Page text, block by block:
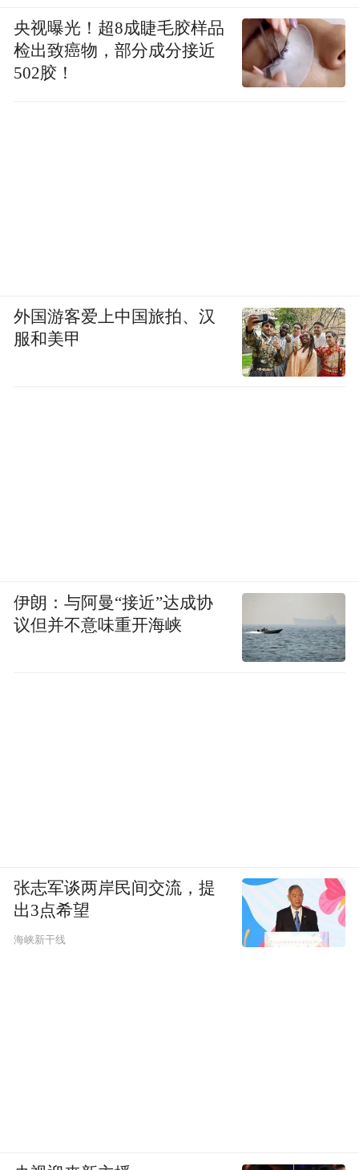
央视曝光！超8成睫毛胶样品
检出致癌物，部分成分接近
502胶！
外国游客爱上中国旅拍、汉
服和美甲
伊朗：与阿曼“接近”达成协
议但并不意味重开海峡
张志军谈两岸民间交流，提
出3点希望
海峡新干线